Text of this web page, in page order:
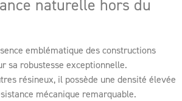
naturelle hors du
emblématique des constructions
sa robustesse exceptionnelle.
résineux, il possède une densité élevée
mécanique remarquable.